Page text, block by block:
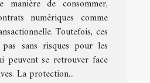
manière de consommer,
numériques comme
Toutefois, ces
sans risques pour les
peuvent se retrouver face
La protection...